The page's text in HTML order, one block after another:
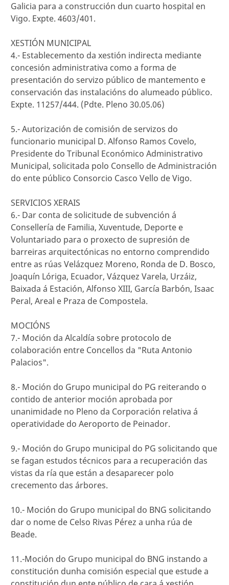
Galicia para a construcción dun cuarto hospital en
Vigo. Expte. 4603/401.
XESTIÓN MUNICIPAL
4.- Establecemento da xestión indirecta mediante
concesión administrativa como a forma de
presentación do servizo público de mantemento e
conservación das instalacións do alumeado público.
Expte. 11257/444. (Pdte. Pleno 30.05.06)
5.- Autorización de comisión de servizos do
funcionario municipal D. Alfonso Ramos Covelo,
Presidente do Tribunal Económico Administrativo
Municipal, solicitada polo Consello de Administración
do ente público Consorcio Casco Vello de Vigo.
SERVICIOS XERAIS
6.- Dar conta de solicitude de subvención á
Consellería de Familia, Xuventude, Deporte e
Voluntariado para o proxecto de supresión de
barreiras arquitectónicas no entorno comprendido
entre as rúas Velázquez Moreno, Ronda de D. Bosco,
Joaquín Lóriga, Ecuador, Vázquez Varela, Urzáiz,
Baixada á Estación, Alfonso XIII, García Barbón, Isaac
Peral, Areal e Praza de Compostela.
MOCIÓNS
7.- Moción da Alcaldía sobre protocolo de
colaboración entre Concellos da "Ruta Antonio
Palacios".
8.- Moción do Grupo municipal do PG reiterando o
contido de anterior moción aprobada por
unanimidade no Pleno da Corporación relativa á
operatividade do Aeroporto de Peinador.
9.- Moción do Grupo municipal do PG solicitando que
se fagan estudos técnicos para a recuperación das
vistas da ría que están a desaparecer polo
crecemento das árbores.
10.- Moción do Grupo municipal do BNG solicitando
dar o nome de Celso Rivas Pérez a unha rúa de
Beade.
11.-Moción do Grupo municipal do BNG instando a
constitución dunha comisión especial que estude a